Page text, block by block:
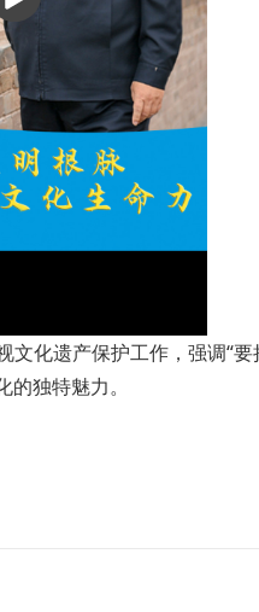
化遗产保护工作，强调“要
独特魅力。